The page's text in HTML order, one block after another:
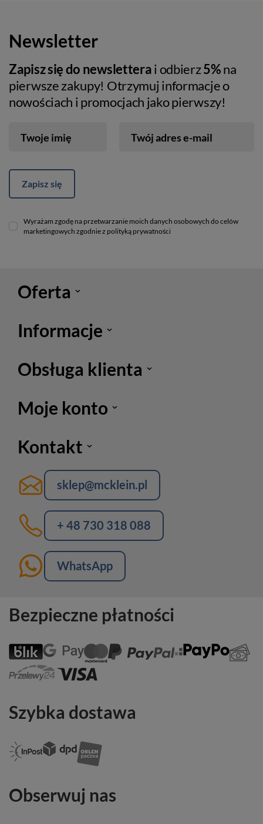
Newsletter
Zapisz się do newsletterai odbierz5%na
pierwsze zakupy! Otrzymuj informacje o
nowościach i promocjach jako pierwszy!
Twoje imię Twój adres e-mail
Zapisz się
Wyrażam zgodę na przetwarzanie moich danych osobowych do celów
marketingowych zgodnie z polityką prywatności
Oferta
Informacje
Obsługa klienta
Moje konto
Kontakt
sklep@mcklein.pl
+ 48 730 318 088
WhatsApp
Bezpieczne płatności
Szybka dostawa
Obserwuj nas